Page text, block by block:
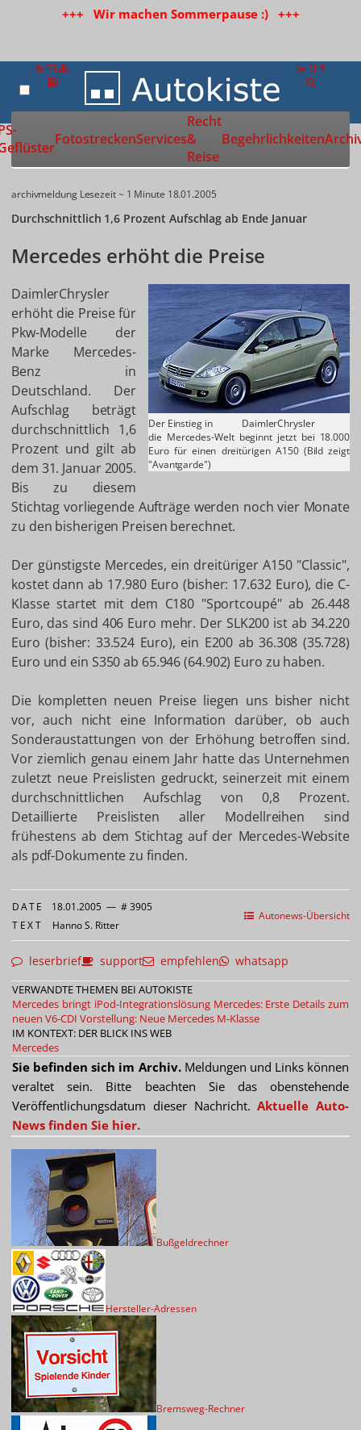
+++ Wir machen Sommerpause :) +++
Zur Startseite
FotostreckenServices
Recht
&
Reise
Begehrlichkeiten
archivmeldung Lesezeit ~ 1 Minute 18.01.2005
Durchschnittlich 1,6 Prozent Aufschlag ab Ende Januar
Mercedes erhöht die Preise
Der Einstieg in
DaimlerChrysler
die Mercedes-Welt beginnt jetzt bei 18.000
Euro für einen dreitürigen A150 (Bild zeigt
"Avantgarde")
DaimlerChrysler
erhöht die Preise für
Pkw-Modelle der
Marke Mercedes-
Benz in
Deutschland. Der
Aufschlag beträgt
durchschnittlich 1,6
Prozent und gilt ab
dem 31. Januar 2005.
Bis zu diesem
Stichtag vorliegende Aufträge werden noch vier Monate
zu den bisherigen Preisen berechnet.
Der günstigste Mercedes, ein dreitüriger A150 "Classic",
kostet dann ab 17.980 Euro (bisher: 17.632 Euro), die C-
Klasse startet mit dem C180 "Sportcoupé" ab 26.448
Euro, das sind 406 Euro mehr. Der SLK200 ist ab 34.220
Euro (bisher: 33.524 Euro), ein E200 ab 36.308 (35.728)
Euro und ein S350 ab 65.946 (64.902) Euro zu haben.
Die kompletten neuen Preise liegen uns bisher nicht
vor, auch nicht eine Information darüber, ob auch
Sonderaustattungen von der Erhöhung betroffen sind.
Vor ziemlich genau einem Jahr hatte das Unternehmen
zuletzt neue Preislisten gedruckt, seinerzeit mit einem
durchschnittlichen Aufschlag von 0,8 Prozent.
Detaillierte Preislisten aller Modellreihen sind
frühestens ab dem Stichtag auf der Mercedes-Website
als pdf-Dokumente zu finden.
Autonews-Übersicht
DATE 18.01.2005 — # 3905
TEXT Hanno S. Ritter
leserbrief support empfehlen whatsapp
VERWANDTE THEMEN BEI AUTOKISTE
Mercedes bringt iPod-Integrationslösung Mercedes: Erste Details zum
neuen V6-CDI Vorstellung: Neue Mercedes M-Klasse
IM KONTEXT: DER BLICK INS WEB
Mercedes
Sie befinden sich im Archiv.Meldungen und Links können
veraltet sein. Bitte beachten Sie das obenstehende
Veröffentlichungsdatum dieser Nachricht.Aktuelle Auto-
News finden Sie hier.
Bußgeldrechner
Hersteller-Adressen
Bremsweg-Rechner